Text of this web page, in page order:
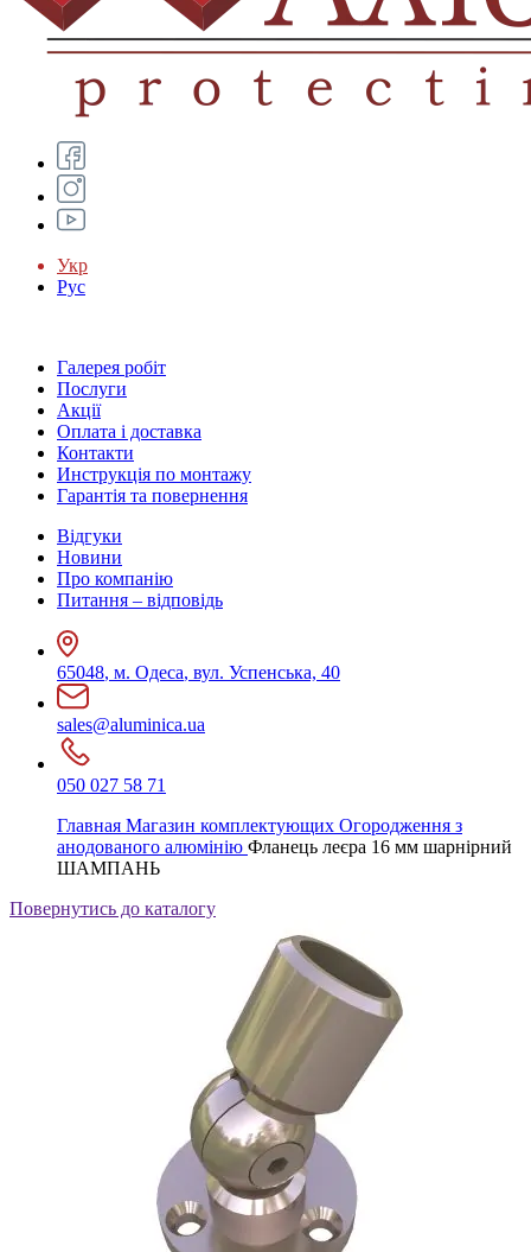
Укр
Рус
Галерея робіт
Послуги
Акції
Оплата і доставка
Контакти
Инструкція по монтажу
Гарантія та повернення
Відгуки
Новини
Про компанію
Питання – відповідь
65048, м. Одеса, вул. Успенська, 40
sales@aluminica.ua
050 027 58 71
Главная Магазин комплектующих Огородження з
анодованого алюмінію Фланець леєра 16 мм шарнірний
ШАМПАНЬ
Повернутись до каталогу